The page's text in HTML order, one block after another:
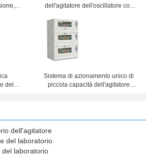
dell'agitatore dell'oscillatore con
garanzia da 1 anno
del
Sistema di azionamento unico di
piccola capacità dell'agitatore
dell'agitatore
del laboratorio
del laboratorio